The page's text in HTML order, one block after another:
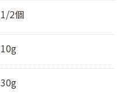
1/2個
10g
30g